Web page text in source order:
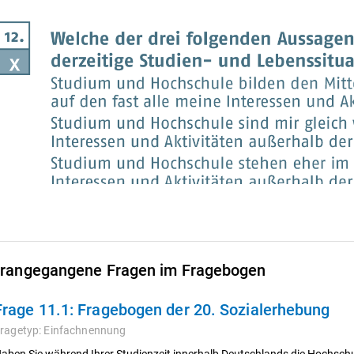
Fragen im Fragebogen
11.1: Fragebogen der 20. Sozialerhebung
Einfachnennung